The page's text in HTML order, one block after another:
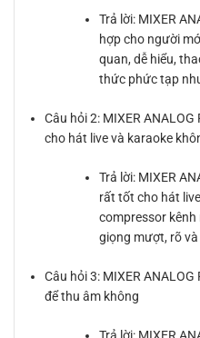
Trả lời: MIXER
hợp cho người
quan, dễ hiểu,
thức phức tạp
Câu hỏi 2: MIXER
cho hát live và karaoke
Trả lời: MIXER
rất tốt cho hát
compressor
giọng mượt, rõ và
Câu hỏi 3: MIXER
để thu âm không